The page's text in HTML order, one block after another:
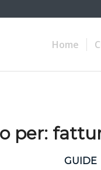
Home
per:
GUIDE